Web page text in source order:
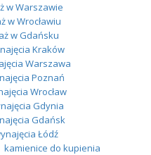
w Warszawie
w Wrocławiu
w Gdańsku
Kraków
Warszawa
Poznań
Wrocław
Gdynia
Gdańsk
Łódź
kamienice do kupienia